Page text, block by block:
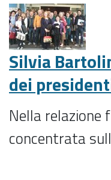
Silvia
dei
Nella relazione
concentrata